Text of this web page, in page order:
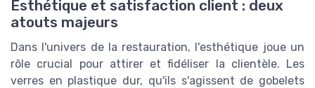
Esthétique et satisfaction client : deux
atouts majeurs
Dans l'univers de la restauration, l'esthétique joue un
rôle crucial pour attirer et fidéliser la clientèle. Les
verres en plastique dur, qu'ils s'agissent de gobelets